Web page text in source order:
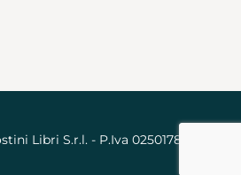
Libri S.r.l. - P.Iva 02501780031